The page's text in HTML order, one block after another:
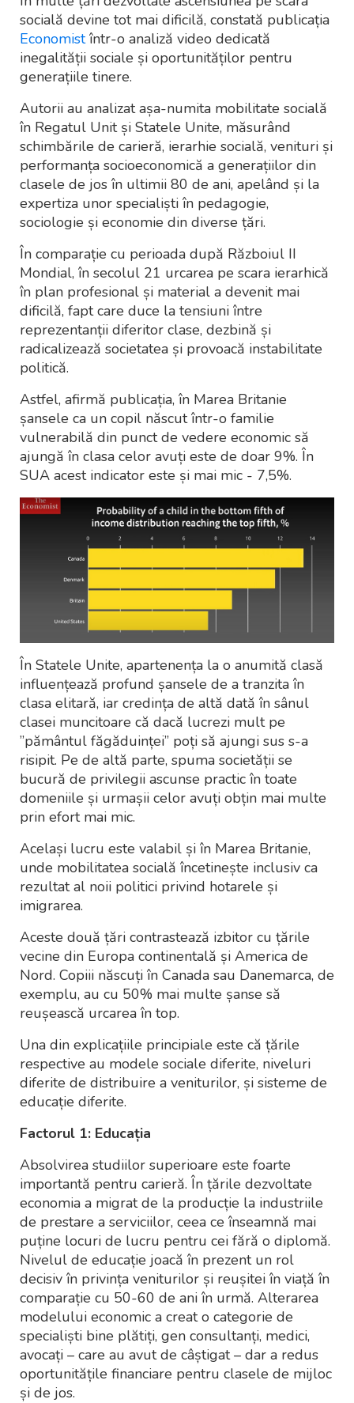
socială devine tot mai dificilă, constată publicația
Economistîntr-o analiză video dedicată
inegalității sociale și oportunităților pentru
generațiile tinere.
Autorii au analizat așa-numita mobilitate socială
în Regatul Unit și Statele Unite, măsurând
schimbările de carieră, ierarhie socială, venituri și
performanța socioeconomică a generațiilor din
clasele de jos în ultimii 80 de ani, apelând și la
expertiza unor specialiști în pedagogie,
sociologie și economie din diverse țări.
În comparație cu perioada după Războiul II
Mondial, în secolul 21 urcarea pe scara ierarhică
în plan profesional și material a devenit mai
dificilă, fapt care duce la tensiuni între
reprezentanții diferitor clase, dezbină și
radicalizează societatea și provoacă instabilitate
politică.
Astfel, afirmă publicația, în Marea Britanie
șansele ca un copil născut într-o familie
vulnerabilă din punct de vedere economic să
ajungă în clasa celor avuți este de doar 9%. În
SUA acest indicator este și mai mic - 7,5%.
În Statele Unite, apartenența la o anumită clasă
influențează profund șansele de a tranzita în
clasa elitară, iar credința de altă dată în sânul
clasei muncitoare că dacă lucrezi mult pe
”pământul făgăduinței” poți să ajungi sus s-a
risipit. Pe de altă parte, spuma societății se
bucură de privilegii ascunse practic în toate
domeniile și urmașii celor avuți obțin mai multe
prin efort mai mic.
Același lucru este valabil și în Marea Britanie,
unde mobilitatea socială încetinește inclusiv ca
rezultat al noii politici privind hotarele și
imigrarea.
Aceste două țări contrastează izbitor cu țările
vecine din Europa continentală și America de
Nord. Copiii născuți în Canada sau Danemarca, de
exemplu, au cu 50% mai multe șanse să
reușească urcarea în top.
Una din explicațiile principiale este că țările
respective au modele sociale diferite, niveluri
diferite de distribuire a veniturilor, și sisteme de
educație diferite.
Factorul 1: Educația
Absolvirea studiilor superioare este foarte
importantă pentru carieră. În țările dezvoltate
economia a migrat de la producție la industriile
de prestare a serviciilor, ceea ce înseamnă mai
puține locuri de lucru pentru cei fără o diplomă.
Nivelul de educație joacă în prezent un rol
decisiv în privința veniturilor și reușitei în viață în
comparație cu 50-60 de ani în urmă. Alterarea
modelului economic a creat o categorie de
specialiști bine plătiți, gen consultanți, medici,
avocați – care au avut de câștigat – dar a redus
oportunitățile financiare pentru clasele de mijloc
și de jos.